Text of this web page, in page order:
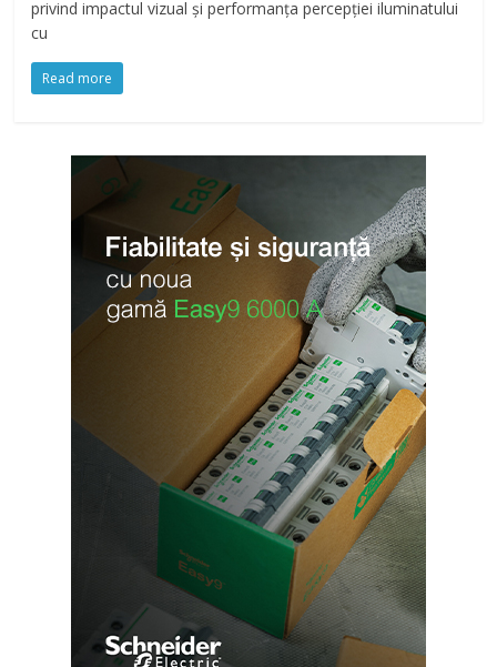
privind impactul vizual și performanța percepției iluminatului
cu
Read more